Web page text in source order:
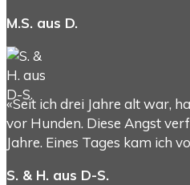
M.S. aus D.
«Seit ich drei Jahre alt war,
vor Hunden. Diese Angst
Jahre. Eines Tages kam ich
S. & H. aus D-S.